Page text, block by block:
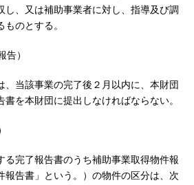
し、又は補助事業者に対し、指導及び調
のとする。
告）
当該事業の完了後２月以内に、本財団
を本財団に提出しなければならない。
完了報告書のうち補助事業取得物件報
報告書」という。）の物件の区分は、次